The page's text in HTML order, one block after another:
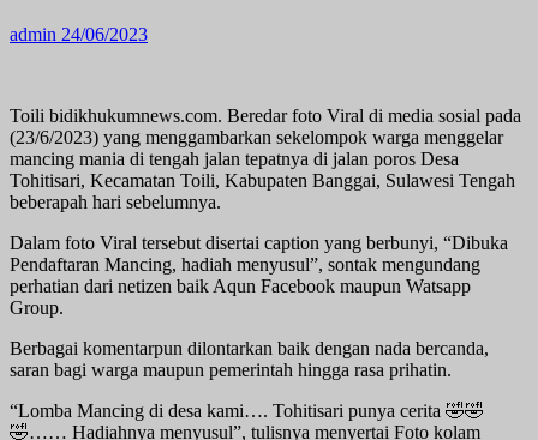
admin 24/06/2023
Toili bidikhukumnews.com. Beredar foto Viral di media sosial pada
(23/6/2023) yang menggambarkan sekelompok warga menggelar
mancing mania di tengah jalan tepatnya di jalan poros Desa
Tohitisari, Kecamatan Toili, Kabupaten Banggai, Sulawesi Tengah
beberapah hari sebelumnya.
Dalam foto Viral tersebut disertai caption yang berbunyi, “Dibuka
Pendaftaran Mancing, hadiah menyusul”, sontak mengundang
perhatian dari netizen baik Aqun Facebook maupun Watsapp
Group.
Berbagai komentarpun dilontarkan baik dengan nada bercanda,
saran bagi warga maupun pemerintah hingga rasa prihatin.
“Lomba Mancing di desa kami…. Tohitisari punya cerita 🤣🤣
🤣…… Hadiahnya menyusul”, tulisnya menyertai Foto kolam